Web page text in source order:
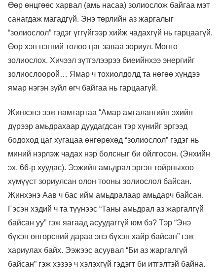
Өөр өнцгөөс харвал (амь насаа) золиослож байгаа мэт
санагдаж магадгүй. Энэ төрлийн аз жаргалыг
“золиослол” гэдэг үггүйгээр хийж чадахгүй нь гарцаагүй.
Өөр хэн нэгний төлөө цаг заваа зориул. Мөнгө
золиослох. Хичээл зүтгэлээрээ биеийнхээ энергийг
золиослоорой… Ямар ч тохиолдолд та нөгөө хүндээ
ямар нэгэн зүйл өгч байгаа нь гарцаагүй.
Жинхэнэ ээж намтартаа “Амар амгалангийн эхийн
дүрээр амьдрахаар дуудагдсан тэр хүнийг эргээд
бодоход цаг хугацаа өнгөрөхөд “золиослол” гэдэг нь
миний нэрлэж чадах нэр болсныг би ойлгосон. (Энхийн
эх, 66-р хуудас). Ээжийн амьдрал эргэн тойрныхоо
хүмүүст зориулсан олон тооны золиослол байсан.
Жинхэнэ Аав ч бас ийм амьдралаар амьдарч байсан.
Гэсэн хэдий ч та түүнээс “Таны амьдрал аз жаргалгүй
байсан уу” гэж яагаад асуудаггүй юм бэ? Тэр “Энэ
бүхэн өнгөрсний дараа энэ бүхэн хайр байсан” гэж
хариулах байх. Ээжээс асуувал “Би аз жаргалгүй
байсан” гэж хэзээ ч хэлэхгүй гэдэгт би итгэлтэй байна.